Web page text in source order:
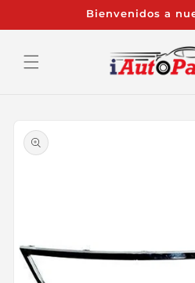
directamente
al contenido
Bienvenidos a
a la
información